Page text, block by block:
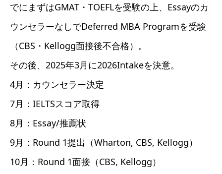
でにまずはGMAT・TOEFLを受験の上、Essayのカ
ウンセラーなしでDeferred MBA Programを受験
（CBS・Kellogg面接後不合格）。
その後、2025年3月に2026Intakeを決意。
4月：カウンセラー決定
7月：IELTSスコア取得
8月：Essay/推薦状
9月：Round 1提出（Wharton, CBS, Kellogg）
10月：Round 1面接（CBS, Kellogg）